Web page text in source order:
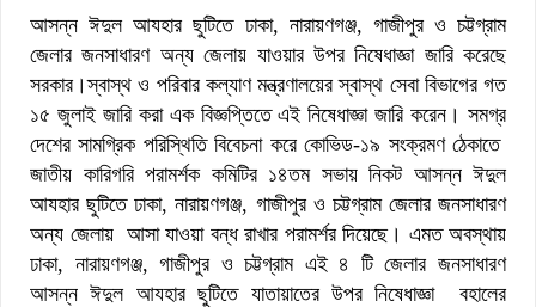
আসন্ন ঈদুল আযহার ছুটিতে ঢাকা, নারায়ণগঞ্জ, গাজীপুর ও চট্টগ্রাম
জেলার জনসাধারণ অন্য জেলায় যাওয়ার উপর নিষেধাজ্ঞা জারি করেছে
সরকার।স্বাস্থ ও পরিবার কল্যাণ মন্ত্রণালয়ের স্বাস্থ সেবা বিভাগের গত
১৫ জুলাই জারি করা এক বিজ্ঞপ্তিতে এই নিষেধাজ্ঞা জারি করেন। সমগ্র
দেশের সামগ্রিক পরিস্থিতি বিবেচনা করে কোভিড-১৯ সংক্রমণ ঠেকাতে
জাতীয় কারিগরি পরামর্শক কমিটির ১৪তম সভায় নিকট আসন্ন ঈদুল
আযহার ছুটিতে ঢাকা, নারায়ণগঞ্জ, গাজীপুর ও চট্টগ্রাম জেলার জনসাধারণ
অন্য জেলায় আসা যাওয়া বন্ধ রাখার পরামর্শর দিয়েছে। এমত অবস্থায়
ঢাকা, নারায়ণগঞ্জ, গাজীপুর ও চট্টগ্রাম এই ৪ টি জেলার জনসাধারণ
আসন্ন ঈদুল আযহার ছুটিতে যাতায়াতের উপর নিষেধাজ্ঞা বহালের